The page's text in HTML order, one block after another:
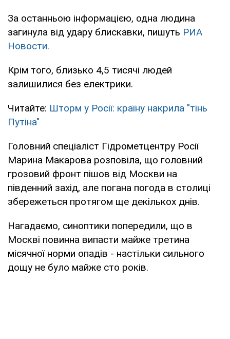
За останньою інформацією, одна людина
загинула від удару блискавки, пишуть РИА
Новости.
Крім того, близько 4,5 тисячі людей
залишилися без електрики.
Читайте: Шторм у Росії: країну накрила "тінь
Путіна"
Головний спеціаліст Гідрометцентру Росії
Марина Макарова розповіла, що головний
грозовий фронт пішов від Москви на
південний захід, але погана погода в столиці
збережеться протягом ще декількох днів.
Нагадаємо, синоптики попередили, що в
Москві повинна випасти майже третина
місячної норми опадів - настільки сильного
дощу не було майже сто років.